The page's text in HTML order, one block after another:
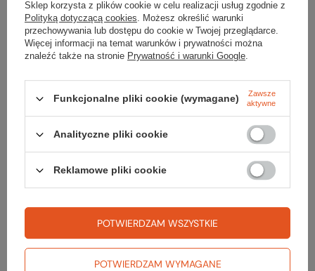
Zerknij też na to:
Czapka ZIBO
59,99 zł
Rękawice STORM GLOVES WOMEN
259,99 zł
Sklep korzysta z plików cookie w celu realizacji usług zgodnie z
Polityką dotyczącą cookies. Możesz określić warunki
przechowywania lub dostępu do cookie w Twojej przeglądarce.
Więcej informacji na temat warunków i prywatności można
znaleźć także na stronie Prywatność i warunki Google.
Funkcjonalne pliki cookie (wymagane)
Zawsze
aktywne
Analityczne pliki cookie
Reklamowe pliki cookie
POTWIERDZAM WYMAGANE
POTWIERDZAM WSZYSTKIE